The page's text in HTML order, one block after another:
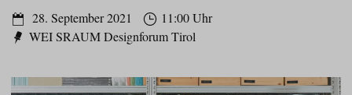
28. September 2021
11:00 Uhr
WEI SRAUM Designforum Tirol